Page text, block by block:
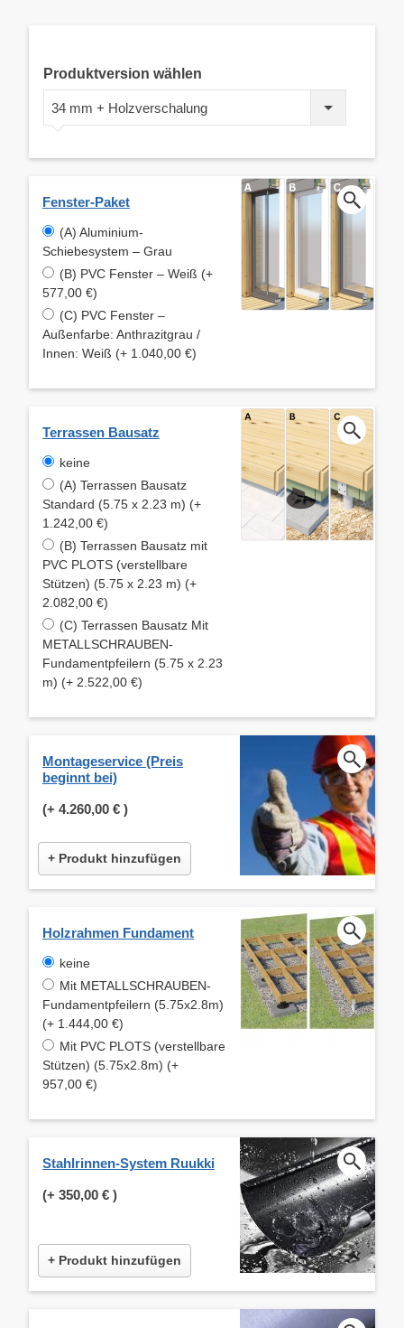
Produktversion wählen
34 mm + Holzverschalung
Fenster-Paket
(A) Aluminium-
Schiebesystem – Grau
(B) PVC Fenster – Weiß (+
577,00 €)
(C) PVC Fenster –
Außenfarbe: Anthrazitgrau /
Innen: Weiß (+ 1.040,00 €)
Terrassen Bausatz
keine
(A) Terrassen Bausatz
Standard (5.75 x 2.23 m) (+
1.242,00 €)
(B) Terrassen Bausatz mit
PVC PLOTS (verstellbare
Stützen) (5.75 x 2.23 m) (+
2.082,00 €)
(C) Terrassen Bausatz Mit
METALLSCHRAUBEN-
Fundamentpfeilern (5.75 x 2.23
m) (+ 2.522,00 €)
Montageservice (Preis
beginnt bei)
(+ 4.260,00 € )
+ Produkt hinzufügen
Holzrahmen Fundament
keine
Mit METALLSCHRAUBEN-
Fundamentpfeilern (5.75x2.8m)
(+ 1.444,00 €)
Mit PVC PLOTS (verstellbare
Stützen) (5.75x2.8m) (+
957,00 €)
Stahlrinnen-System Ruukki
(+ 350,00 € )
+ Produkt hinzufügen